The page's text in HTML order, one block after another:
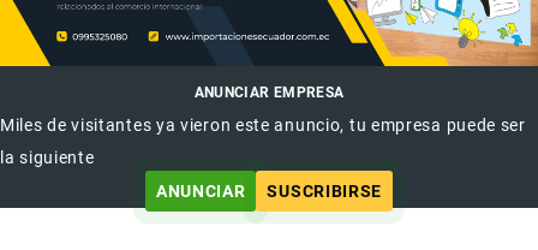
ANUNCIAR EMPRESA
Miles de visitantes ya vieron este anuncio, tu empresa puede ser
la siguiente
ANUNCIAR
SUSCRIBIRSE